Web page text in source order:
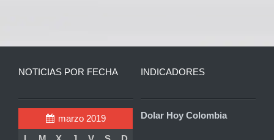
NOTICIAS POR FECHA
marzo 2019
INDICADORES
Dolar Hoy Colombia